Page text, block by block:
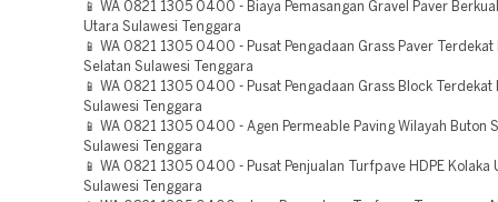
📱 WA 0821 1305 0400 - Biaya Pemasangan Gravel Paver
Utara Sulawesi Tenggara
📱 WA 0821 1305 0400 - Pusat Pengadaan Grass Paver Terdekat
Selatan Sulawesi Tenggara
📱 WA 0821 1305 0400 - Pusat Pengadaan Grass Block Terdekat
Sulawesi Tenggara
📱 WA 0821 1305 0400 - Agen Permeable Paving Wilayah Buton
Sulawesi Tenggara
📱 WA 0821 1305 0400 - Pusat Penjualan Turfpave HDPE Kolaka
Sulawesi Tenggara